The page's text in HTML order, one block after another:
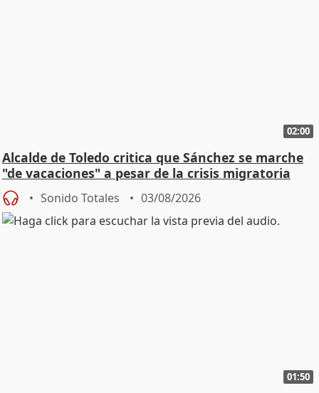
02:00
Alcalde de Toledo critica que Sánchez se marche
"de vacaciones" a pesar de la crisis migratoria
Sonido Totales 03/08/2026
01:50